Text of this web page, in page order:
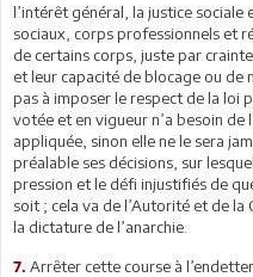
l’intérêt général, la justice
sociaux, corps professionnels et
de certains corps, juste par
et leur capacité de blocage ou de
pas à imposer le respect de la loi
votée et en vigueur n’a besoin de
appliquée, sinon elle ne le sera
préalable ses décisions, sur
pression et le défi injustifiés de
soit ; cela va de l’Autorité et de
la dictature de l’anarchie.
7. Arrêter cette course à